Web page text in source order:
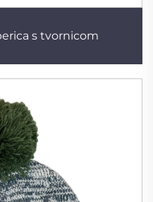
s tvornicom